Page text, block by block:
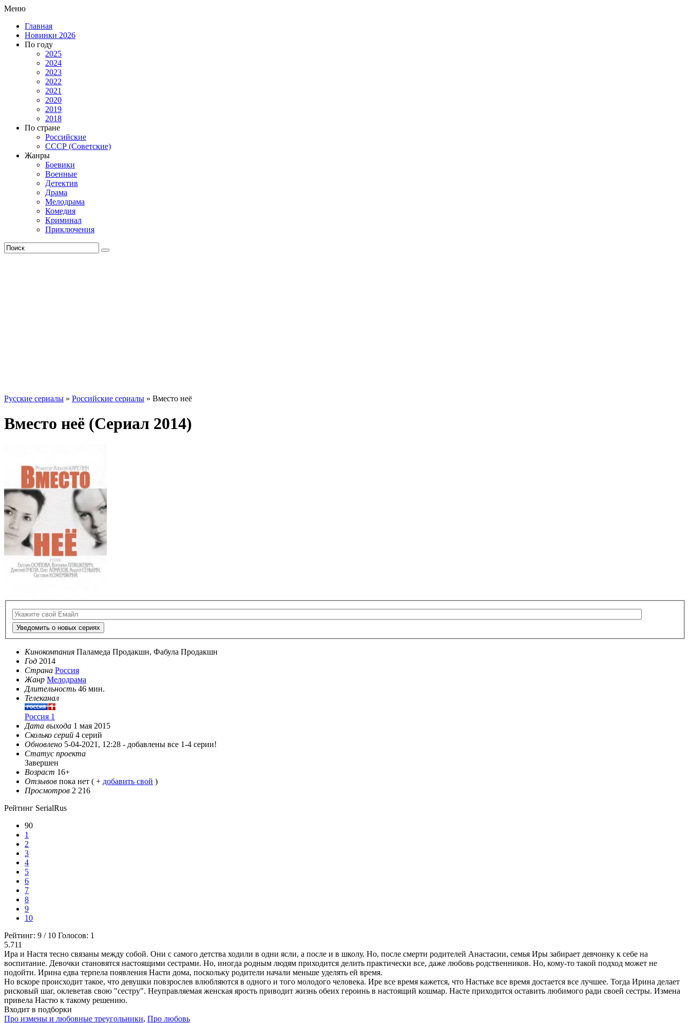
Меню
Главная
Новинки 2026
По году
2025
2024
2023
2022
2021
2020
2019
2018
По стране
Российские
СССР (Советские)
Жанры
Боевики
Военные
Детектив
Драма
Мелодрама
Комедия
Криминал
Приключения
Русские сериалы » Российские сериалы » Вместо неё
Вместо неё (Сериал 2014)
Уведомить о новых сериях
Кинокомпания Паламеда Продакшн, Фабула Продакшн
Год 2014
Страна Россия
Жанр Мелодрама
Длительность 46 мин.
Телеканал
Россия 1
Дата выхода 1 мая 2015
Сколько серий 4 серий
Обновлено 5-04-2021, 12:28 - добавлены все 1-4 серии!
Статус проекта
Завершен
Возраст 16+
Отзывов пока нет ( + добавить свой )
Просмотров 2 216
Рейтинг SerialRus
90
1
2
3
4
5
6
7
8
9
10
Рейтинг: 9 / 10 Голосов: 1
5.711
Ира и Настя тесно связаны между собой. Они с самого детства ходили в одни ясли, а после и в школу. Но, после смерти родителей Анастасии, семья Иры забирает девчонку к себе на
воспитание. Девочки становятся настоящими сестрами. Но, иногда родным людям приходится делить практически все, даже любовь родственников. Но, кому-то такой подход может не
подойти. Ирина едва терпела появления Насти дома, поскольку родители начали меньше уделять ей время.
Но вскоре происходит такое, что девушки повзрослев влюбляются в одного и того молодого человека. Ире все время кажется, что Настьке все время достается все лучшее. Тогда Ирина делает
рисковый шаг, оклеветав свою "сестру". Неуправляемая женская ярость приводит жизнь обеих героинь в настоящий кошмар. Насте приходится оставить любимого ради своей сестры. Измена
привела Настю к такому решению.
Входит в подборки
Про измены и любовные треугольники, Про любовь